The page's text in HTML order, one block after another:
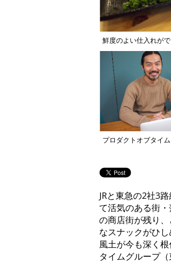
鮮度のよい仕入れが
プロダクトオブタイ
JRと東急の2社3
て活気のある街
の商店街が残り
なスナックがひ
風土が今も深く
タイムグループ